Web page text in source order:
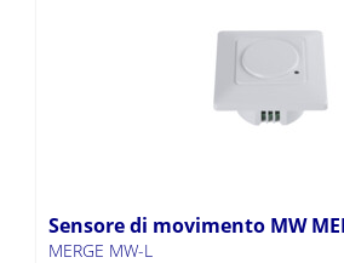
Sensore di movimento MW
MERGE MW-L